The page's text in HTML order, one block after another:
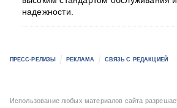
надежности.
ПРЕСС-РЕЛИЗЫ РЕКЛАМА СВЯЗЬ С РЕДАКЦИЕЙ
Использование любых материалов сайта